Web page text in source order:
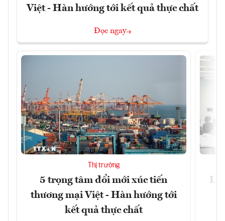
Việt - Hàn hướng tới kết quả thực chất
Đọc ngay
Thị trường
5 trọng tâm đổi mới xúc tiến
thương mại Việt - Hàn hướng tới
kết quả thực chất